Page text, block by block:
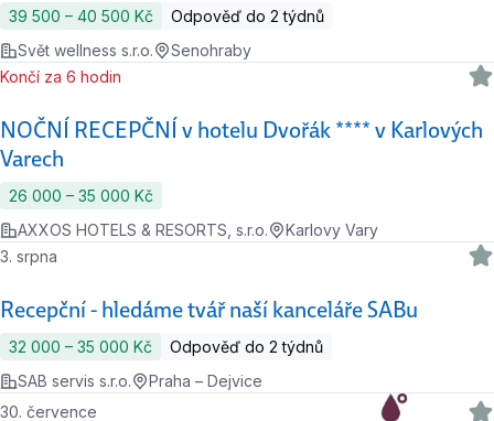
39 500 ‍–‍ 40 500 Kč
Odpověď do 2 týdnů
Svět wellness s.r.o.
Senohraby
NOČNÍ RECEPČNÍ v hotelu Dvořák **** v Karlových
Varech
Končí za 6 hodin
26 000 ‍–‍ 35 000 Kč
AXXOS HOTELS & RESORTS, s.r.o.
Karlovy Vary
Recepční - hledáme tvář naší kanceláře SABu
3. srpna
32 000 ‍–‍ 35 000 Kč
Odpověď do 2 týdnů
SAB servis s.r.o.
Praha – Dejvice
30. července